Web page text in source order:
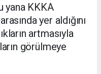
yana KKKA
yer aldığını
artmasıyla
görülmeye